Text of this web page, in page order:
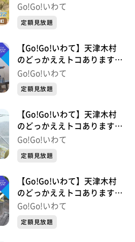
か？ #23 住田町
Go!Go!いわて
定額見放題
【Go!Go!いわて】天津木村
のどっかええトコあります
か？ 2周目 #22 花巻市
Go!Go!いわて
定額見放題
【Go!Go!いわて】天津木村
のどっかええトコあります
か？ #22 滝沢市
Go!Go!いわて
定額見放題
【Go!Go!いわて】天津木村
のどっかええトコあります
か？ 2周目 #21 宮古市
Go!Go!いわて
定額見放題